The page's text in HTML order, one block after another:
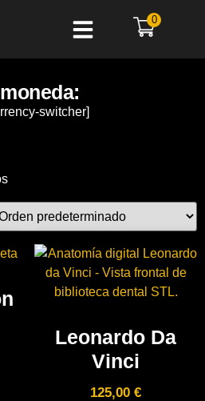
0
switcher]
Leonardo Da
Vinci
125,00 €